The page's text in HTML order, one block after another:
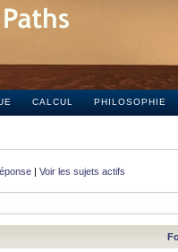
CALCUL PHILOSOPHIE
| Voir les sujets actifs